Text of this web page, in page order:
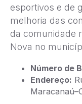
esportivos e de
melhoria das
da comunidade
Nova no
Número de
Endereço: